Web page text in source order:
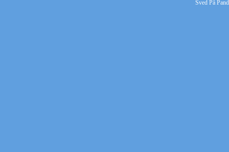
Sved På